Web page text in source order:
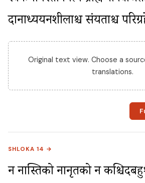
दानाध्ययनशीलाश्च संयताश्च
Original text view. Choose a
translations.
SHLOKA 14 →
न नास्तिको नानृतको न